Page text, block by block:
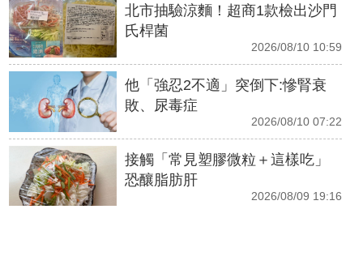
北市抽驗涼麵！超商1款檢出沙門
氏桿菌
2026/08/10 10:59
他「強忍2不適」突倒下:慘腎衰
敗、尿毒症
2026/08/10 07:22
接觸「常見塑膠微粒＋這樣吃」
恐釀脂肪肝
2026/08/09 19:16